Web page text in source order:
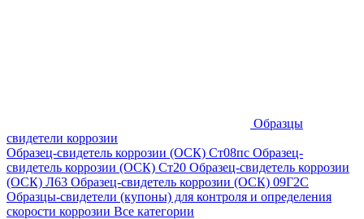
Образцы
свидетели коррозии
Образец-свидетель коррозии (ОСК) Ст08пс Образец-
свидетель коррозии (ОСК) Ст20 Образец-свидетель коррозии
(ОСК) Л63 Образец-свидетель коррозии (ОСК) 09Г2С
Образцы-свидетели (купоны) для контроля и определения
скорости коррозии Все категории